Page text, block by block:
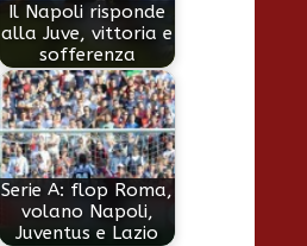
Il Napoli risponde
alla Juve, vittoria e
sofferenza
Serie A: flop Roma,
volano Napoli,
Juventus e Lazio